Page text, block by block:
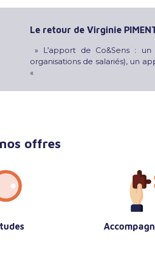
Le retour de Virginie
» L’apport de Co&Sens :
organisations de salariés), un
«
offres